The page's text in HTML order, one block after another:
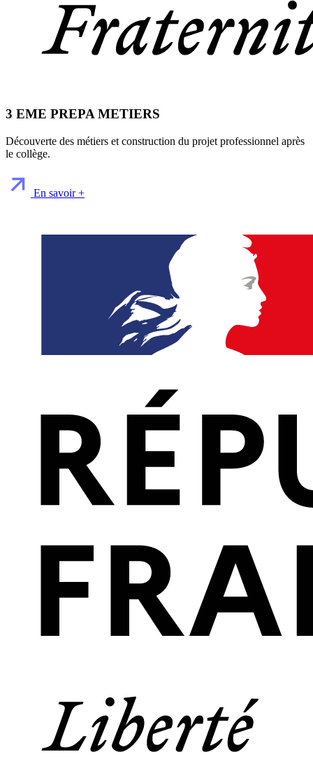
3 EME PREPA METIERS
Découverte des métiers et construction du projet professionnel après
le collège.
En savoir +